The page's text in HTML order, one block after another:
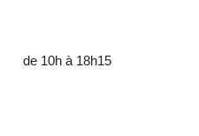
de 10h à 18h15